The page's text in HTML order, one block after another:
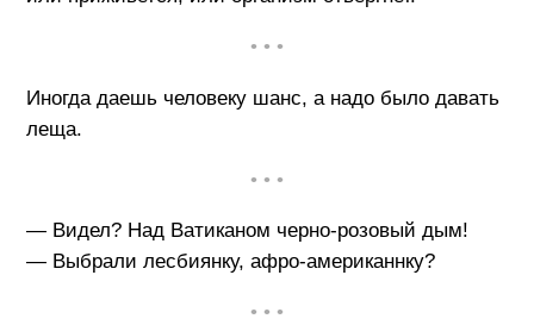
• • •
Иногда даешь человеку шанс, а надо было давать
леща.
• • •
— Видел? Над Ватиканом черно-розовый дым!
— Выбрали лесбиянку, афро-американнку?
• • •